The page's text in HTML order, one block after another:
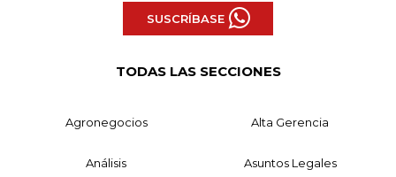
SUSCRÍBASE
TODAS LAS SECCIONES
Agronegocios Alta Gerencia
Análisis Asuntos Legales